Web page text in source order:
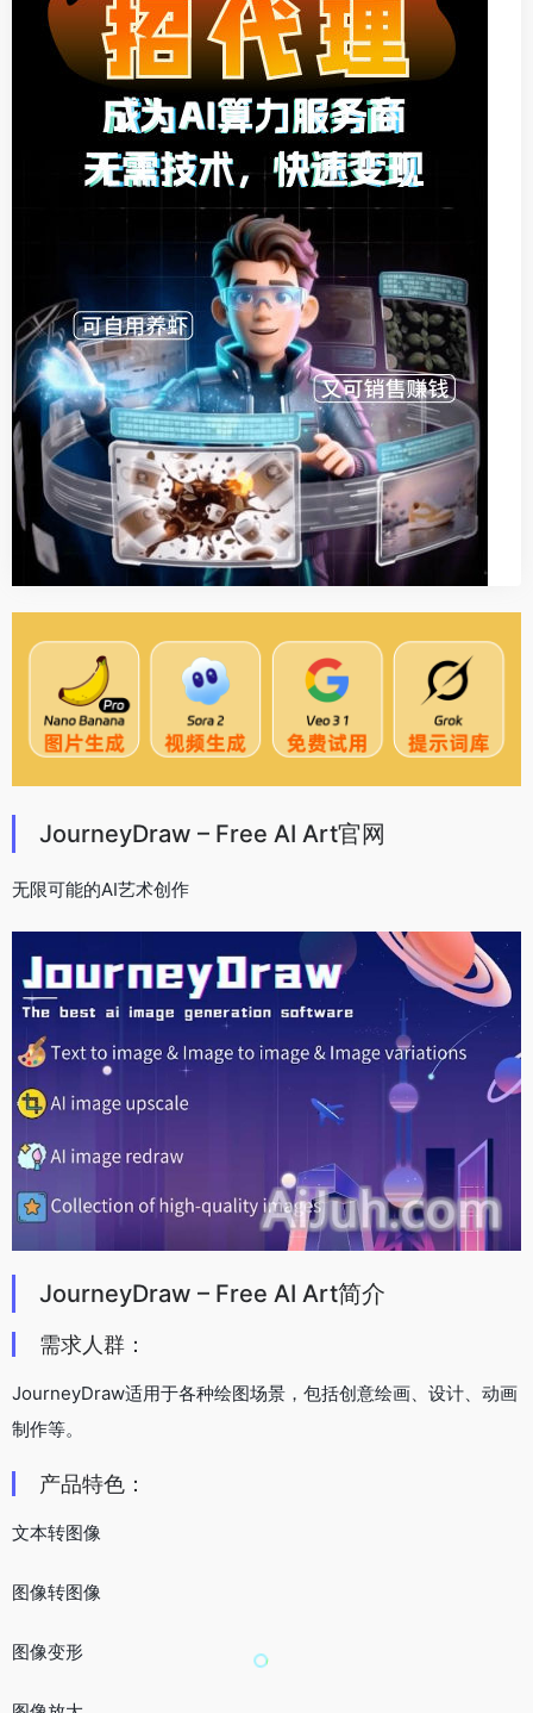
JourneyDraw – Free AI Art官网
无限可能的AI艺术创作
JourneyDraw – Free AI Art简介
需求人群：
JourneyDraw适用于各种绘图场景，包括创意绘画、设计、动画
制作等。
产品特色：
文本转图像
图像转图像
图像变形